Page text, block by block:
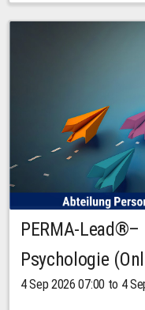
PERMA-
Psychologie
4 Sep 2026 07:00 to 4